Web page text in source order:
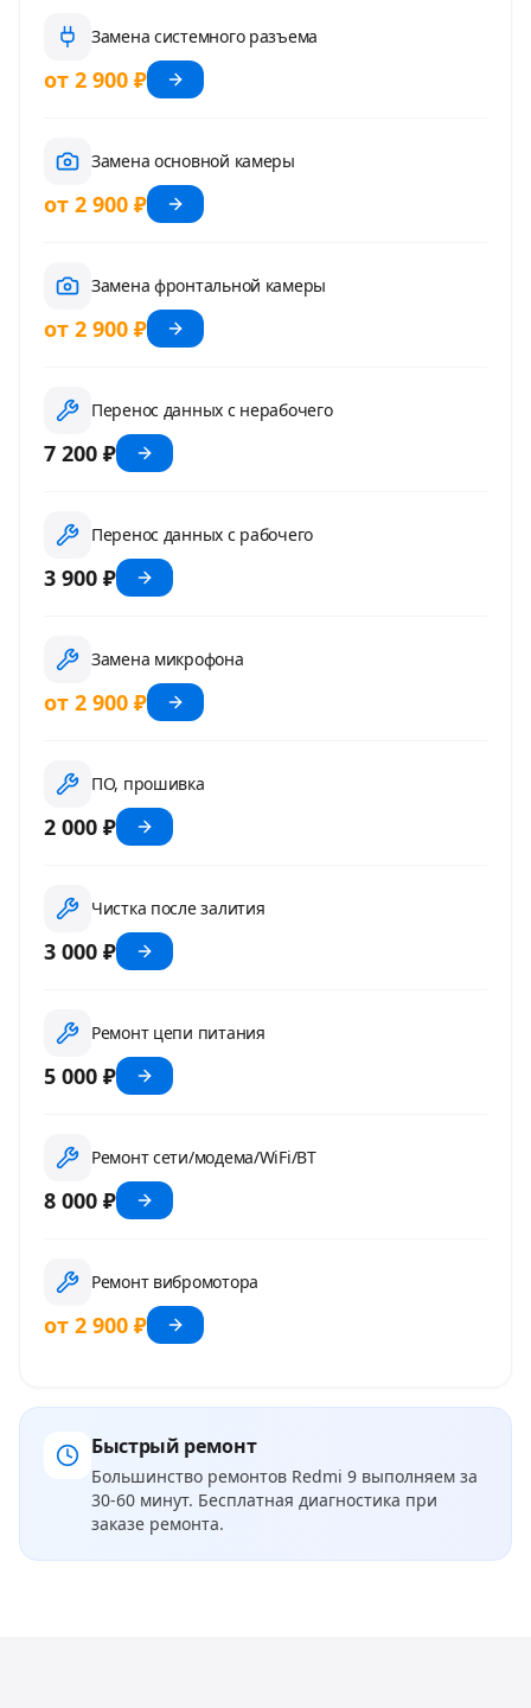
Замена системного разъема
от 2 900 ₽
Замена основной камеры
от 2 900 ₽
Замена фронтальной камеры
от 2 900 ₽
Перенос данных с нерабочего
7 200 ₽
Перенос данных с рабочего
3 900 ₽
Замена микрофона
от 2 900 ₽
ПО, прошивка
2 000 ₽
Чистка после залития
3 000 ₽
Ремонт цепи питания
5 000 ₽
Ремонт сети/модема/WiFi/BT
8 000 ₽
Ремонт вибромотора
от 2 900 ₽
Быстрый ремонт
Большинство ремонтов Redmi 9 выполняем за
30-60 минут. Бесплатная диагностика при
заказе ремонта.